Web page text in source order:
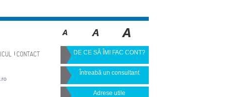
CONTACT DE CE SĂ ÎMI FAC CONT?
Întreabă un consultant
Adrese utile